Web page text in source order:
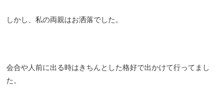
しかし、私の両親はお洒落でした。
会合や人前に出る時はきちんとした格好で出かけて行ってまし
た。